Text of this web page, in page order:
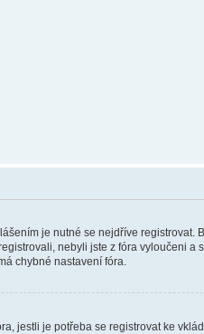
je nutné se nejdříve
nebyli jste z fóra vyloučeni
chybné nastavení fóra.
jestli je potřeba se registrovat ke